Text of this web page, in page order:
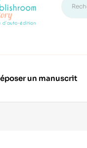
un manuscrit